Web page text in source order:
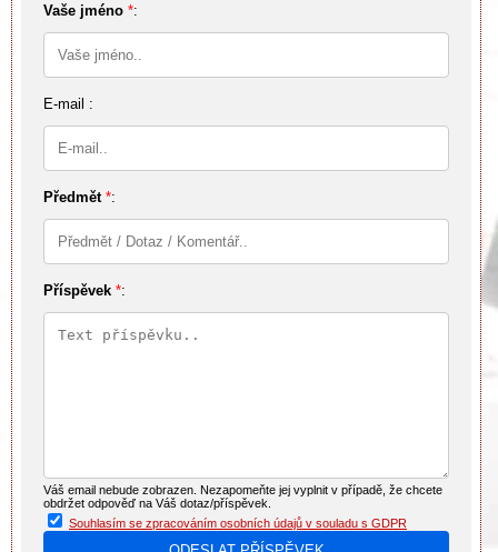
Vaše jméno *:
E-mail :
Předmět *:
Příspěvek *:
Váš email nebude zobrazen. Nezapomeňte jej vyplnit v případě, že chcete
obdržet odpověď na Váš dotaz/příspěvek.
Souhlasím se zpracováním osobních údajů v souladu s GDPR